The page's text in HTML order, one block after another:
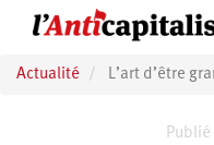
principal
Actualité L’art d’être
Publié